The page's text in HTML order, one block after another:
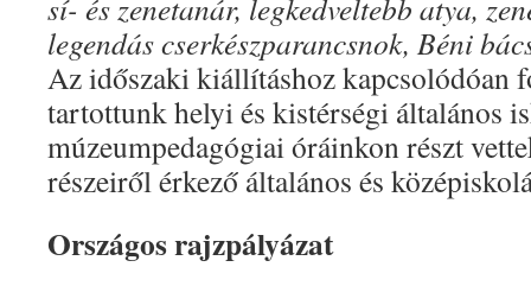
sí- és zenetanár, legkedveltebb atya,
legendás cserkészparancsnok, Béni
Az időszaki kiállításhoz kapcsolódóan
tartottunk helyi és kistérségi általános
múzeumpedagógiai óráinkon részt
részeiről érkező általános és
Országos rajzpályázat